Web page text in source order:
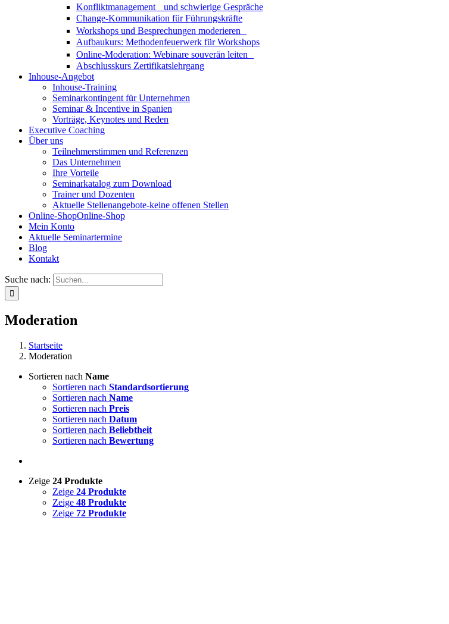
Konfliktmanagement und schwierige Gespräche
Change-Kommunikation für Führungskräfte
Workshops und Besprechungen moderieren
Aufbaukurs: Methodenfeuerwerk für Workshops
Online-Moderation: Webinare souverän leiten
Abschlusskurs Zertifikatslehrgang
Inhouse-Angebot
Inhouse-Training
Seminarkontingent für Unternehmen
Seminar & Incentive in Spanien
Vorträge, Keynotes und Reden
Executive Coaching
Über uns
Teilnehmerstimmen und Referenzen
Das Unternehmen
Ihre Vorteile
Seminarkatalog zum Download
Trainer und Dozenten
Aktuelle Stellenangebote-keine offenen Stellen
Online-ShopOnline-Shop
Mein Konto
Aktuelle Seminartermine
Blog
Kontakt
Suche nach:
Moderation
Startseite
Moderation
Sortieren nach Name
Sortieren nach Standardsortierung
Sortieren nach Name
Sortieren nach Preis
Sortieren nach Datum
Sortieren nach Beliebtheit
Sortieren nach Bewertung
Zeige 24 Produkte
Zeige 24 Produkte
Zeige 48 Produkte
Zeige 72 Produkte